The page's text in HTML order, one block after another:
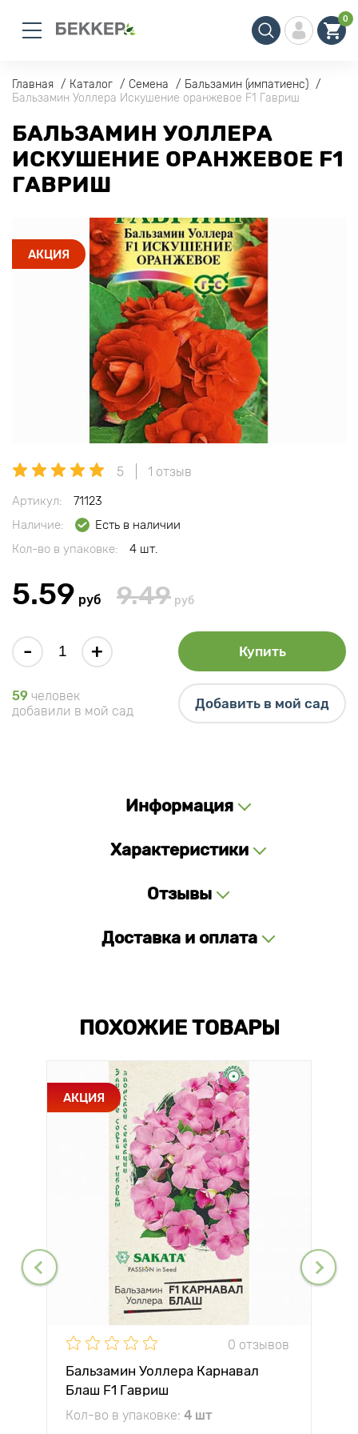
0
Главная Каталог Семена
Бальзамин (импатиенс)
Бальзамин Уоллера Искушение оранжевое F1 Гавриш
БАЛЬЗАМИН УОЛЛЕРА
ИСКУШЕНИЕ ОРАНЖЕВОЕ F1
ГАВРИШ
АКЦИЯ
5 1 отзыв
Артикул:
71123
Наличие:
Есть в наличии
Кол-во в упаковке:
4 шт.
5.59 руб 9.49 руб
- + Купить
59 человек
добавили в мой сад
Добавить в мой сад
Информация
Характеристики
Отзывы
Доставка и оплата
ПОХОЖИЕ ТОВАРЫ
АКЦИЯ
0 отзывов
Бальзамин Уоллера Карнавал
Блаш F1 Гавриш
Кол-во в упаковке: 4 шт